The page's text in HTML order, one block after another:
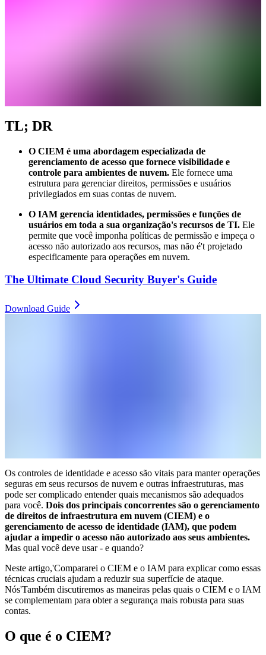
TL; DR
O CIEM é uma abordagem especializada de
gerenciamento de acesso que fornece visibilidade e
controle para ambientes de nuvem. Ele fornece uma
estrutura para gerenciar direitos, permissões e usuários
privilegiados em suas contas de nuvem.
O IAM gerencia identidades, permissões e funções de
usuários em toda a sua organização's recursos de TI. Ele
permite que você imponha políticas de permissão e impeça o
acesso não autorizado aos recursos, mas não é't projetado
especificamente para operações em nuvem.
The Ultimate Cloud Security Buyer's Guide
Download Guide
Os controles de identidade e acesso são vitais para manter operações
seguras em seus recursos de nuvem e outras infraestruturas, mas
pode ser complicado entender quais mecanismos são adequados
para você. Dois dos principais concorrentes são o gerenciamento
de direitos de infraestrutura em nuvem (CIEM) e o
gerenciamento de acesso de identidade (IAM), que podem
ajudar a impedir o acesso não autorizado aos seus ambientes.
Mas qual você deve usar - e quando?
Neste artigo,'Compararei o CIEM e o IAM para explicar como essas
técnicas cruciais ajudam a reduzir sua superfície de ataque.
Nós'Também discutiremos as maneiras pelas quais o CIEM e o IAM
se complementam para obter a segurança mais robusta para suas
contas.
O que é o CIEM?